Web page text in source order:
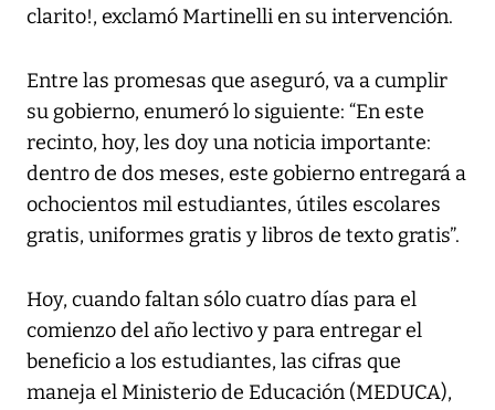
clarito!, exclamó Martinelli en su intervención.
Entre las promesas que aseguró, va a cumplir
su gobierno, enumeró lo siguiente: “En este
recinto, hoy, les doy una noticia importante:
dentro de dos meses, este gobierno entregará a
ochocientos mil estudiantes, útiles escolares
gratis, uniformes gratis y libros de texto gratis”.
Hoy, cuando faltan sólo cuatro días para el
comienzo del año lectivo y para entregar el
beneficio a los estudiantes, las cifras que
maneja el Ministerio de Educación (MEDUCA),